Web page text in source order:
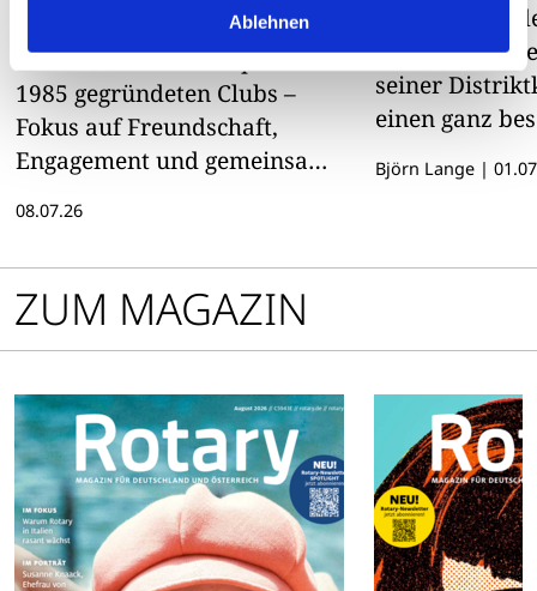
Ablehnen
Winsen
Zweite Frau an der Spitze des
1985 gegründeten Clubs –
Fokus auf Freundschaft,
Engagement und gemeinsame
08.07.26
Der
Dennis Kissel
seiner
einen ganz
Björn Lange |
ZUM MAGAZIN